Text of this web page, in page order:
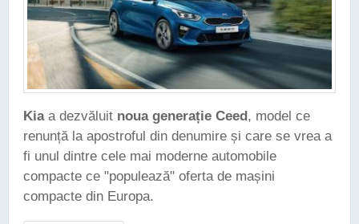
Kiaa dezvăluit noua generație Ceed , model ce
renunță la apostroful din denumire și care se vrea a
fi unul dintre cele mai moderne automobile
compacte ce "populează" oferta de mașini
compacte din Europa.